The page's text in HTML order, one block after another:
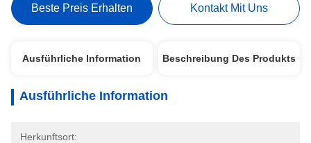
Beste Preis Erhalten Kontakt Mit Uns
Ausführliche Information Beschreibung Des Produkts
Ausführliche Information
Herkunftsort: